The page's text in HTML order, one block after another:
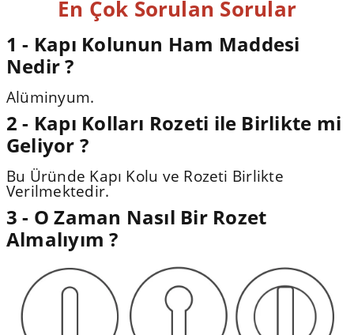
En Çok Sorulan Sorular
1 - Kapı Kolunun Ham Maddesi
Nedir ?
Alüminyum.
2 - Kapı Kolları Rozeti ile Birlikte mi
Geliyor ?
Bu Üründe Kapı Kolu ve Rozeti Birlikte
Verilmektedir.
3 - O Zaman Nasıl Bir Rozet
Almalıyım ?